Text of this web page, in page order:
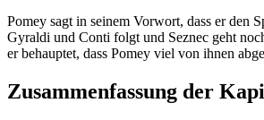
Pomey sagt in seinem Vorwort, dass er den
Gyraldi und Conti folgt und Seznec geht
er behauptet, dass Pomey viel von ihnen
Zusammenfassung der